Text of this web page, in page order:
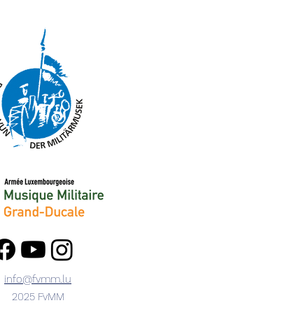
info@fvmm.lu
2025 FvMM